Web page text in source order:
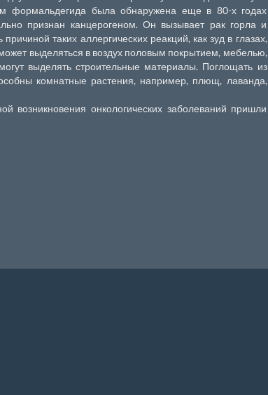
формальдегида была обнаружена еще в 80-х годах
признан канцерогеном. Он вызывает рак горла и
таких аллергических реакций, как зуд в глазах,
выделяться в воздух половым покрытием, мебелью,
выделять строительные материалы. Поглощать из
комнатные растения, например, плющ, лаванда,
возникновения онкологических заболеваний пришли